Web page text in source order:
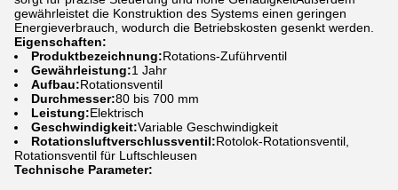
gewährleistet die Konstruktion des Systems einen geringen
Energieverbrauch, wodurch die Betriebskosten gesenkt werden.
Eigenschaften:
Produktbezeichnung:Rotations-Zuführventil
Gewährleistung:1 Jahr
Aufbau:Rotationsventil
Durchmesser:80 bis 700 mm
Leistung:Elektrisch
Geschwindigkeit:Variable Geschwindigkeit
Rotationsluftverschlussventil:Rotolok-Rotationsventil,
Rotationsventil für Luftschleusen
Technische Parameter: